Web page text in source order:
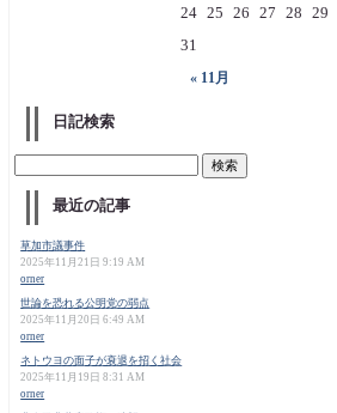
« 11月
24 25 26 27 28 29
31
日記検索
最近の記事
草加市議事件
2025年11月21日 9:19 AM
orner
世論を恐れる公明党の弱点
2025年11月20日 6:49 AM
orner
ネトウヨの面子が衰退を招く社会
2025年11月19日 8:31 AM
orner